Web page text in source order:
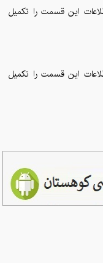
این قسمت را تکمیل
این قسمت را تکمیل